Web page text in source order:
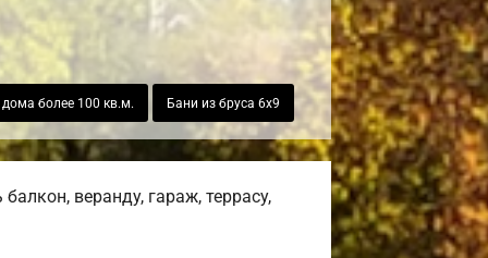
более 100 кв.м. Бани из бруса 6х9
веранду, гараж, террасу,